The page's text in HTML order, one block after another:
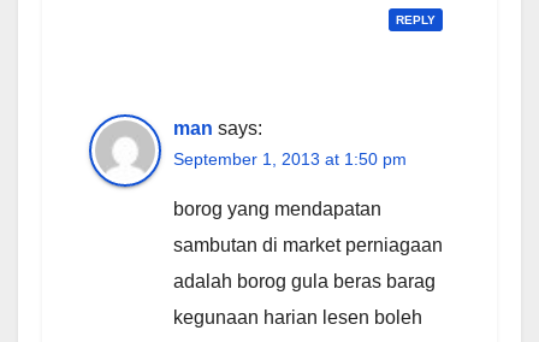
REPLY
man says:
September 1, 2013 at 1:50 pm
borog yang mendapatan
sambutan di market perniagaan
adalah borog gula beras barag
kegunaan harian lesen boleh